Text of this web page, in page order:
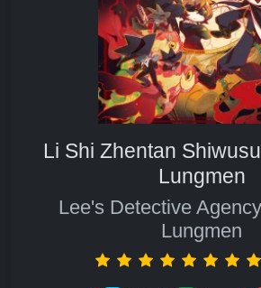
Li Shi Zhentan
Lungmen
Lee's Detective
Lungmen